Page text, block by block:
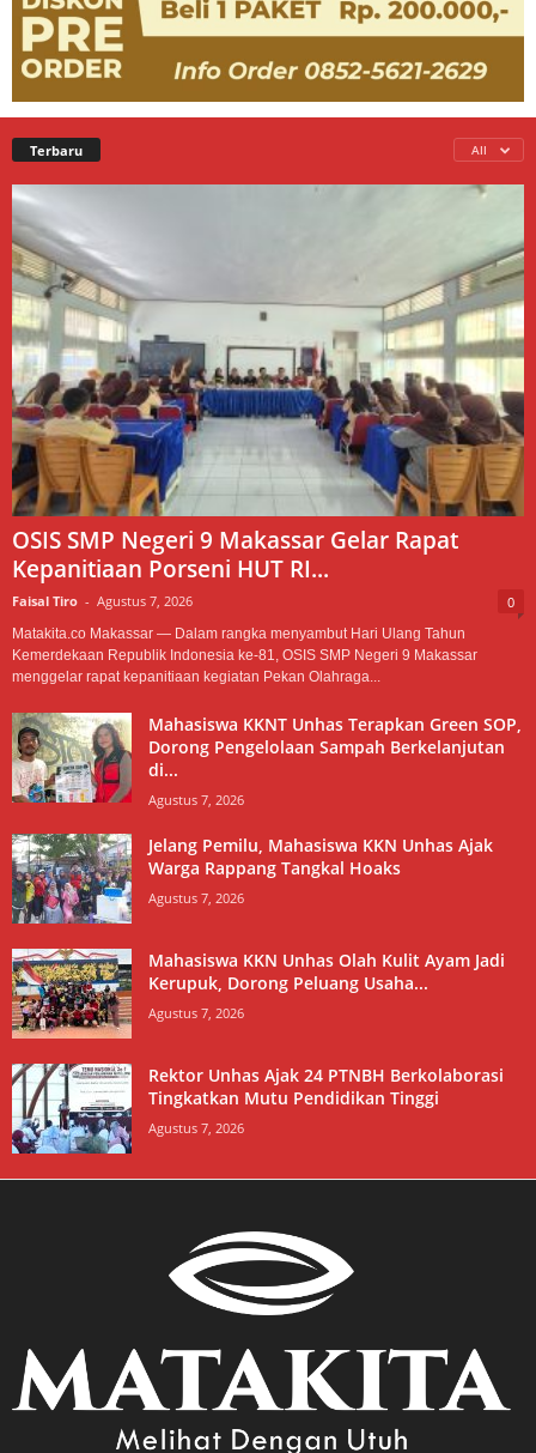
Terbaru All
OSIS SMP Negeri 9 Makassar Gelar Rapat
Kepanitiaan Porseni HUT RI...
Faisal Tiro - Agustus 7, 2026 0
Matakita.co Makassar — Dalam rangka menyambut Hari Ulang Tahun
Kemerdekaan Republik Indonesia ke-81, OSIS SMP Negeri 9 Makassar
menggelar rapat kepanitiaan kegiatan Pekan Olahraga...
Mahasiswa KKNT Unhas Terapkan Green SOP,
Dorong Pengelolaan Sampah Berkelanjutan
di...
Agustus 7, 2026
Jelang Pemilu, Mahasiswa KKN Unhas Ajak
Warga Rappang Tangkal Hoaks
Agustus 7, 2026
Mahasiswa KKN Unhas Olah Kulit Ayam Jadi
Kerupuk, Dorong Peluang Usaha...
Agustus 7, 2026
Rektor Unhas Ajak 24 PTNBH Berkolaborasi
Tingkatkan Mutu Pendidikan Tinggi
Agustus 7, 2026